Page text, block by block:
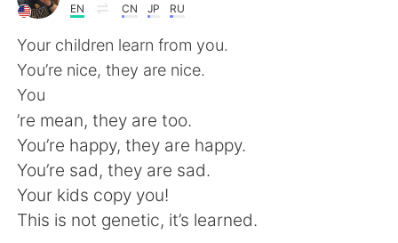
AI Grammar Checker
ไทย
English 简体中文
繁體中文 Español
EN CN JP RU
Your children learn from you.
You’re nice, they are nice.
You
’re mean, they are too.
You’re happy, they are happy.
You’re sad, they are sad.
Your kids copy you!
This is not genetic, it’s learned.